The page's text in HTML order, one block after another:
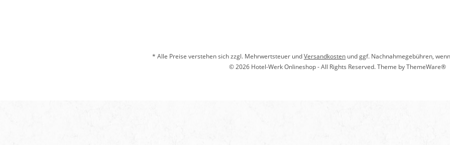
* Alle Preise verstehen sich zzgl. Mehrwertsteuer undVersandkosten und ggf. Nachnahmegebühren,
© 2026 Hotel-Werk Onlineshop - All Rights Reserved. Theme byThemeWare®